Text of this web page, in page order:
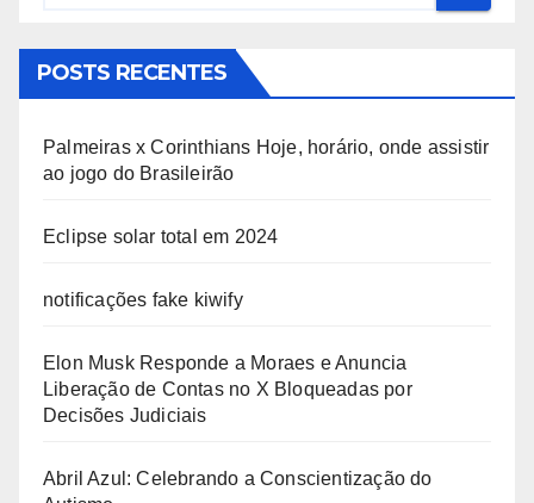
POSTS RECENTES
Palmeiras x Corinthians Hoje, horário, onde assistir
ao jogo do Brasileirão
Eclipse solar total em 2024
notificações fake kiwify
Elon Musk Responde a Moraes e Anuncia
Liberação de Contas no X Bloqueadas por
Decisões Judiciais
Abril Azul: Celebrando a Conscientização do